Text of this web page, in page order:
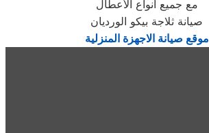
مع جميع أنواع الأعطال
صيانة ثلاجة بيكو الورديان
موقع صيانة الاجهزة المنزلية